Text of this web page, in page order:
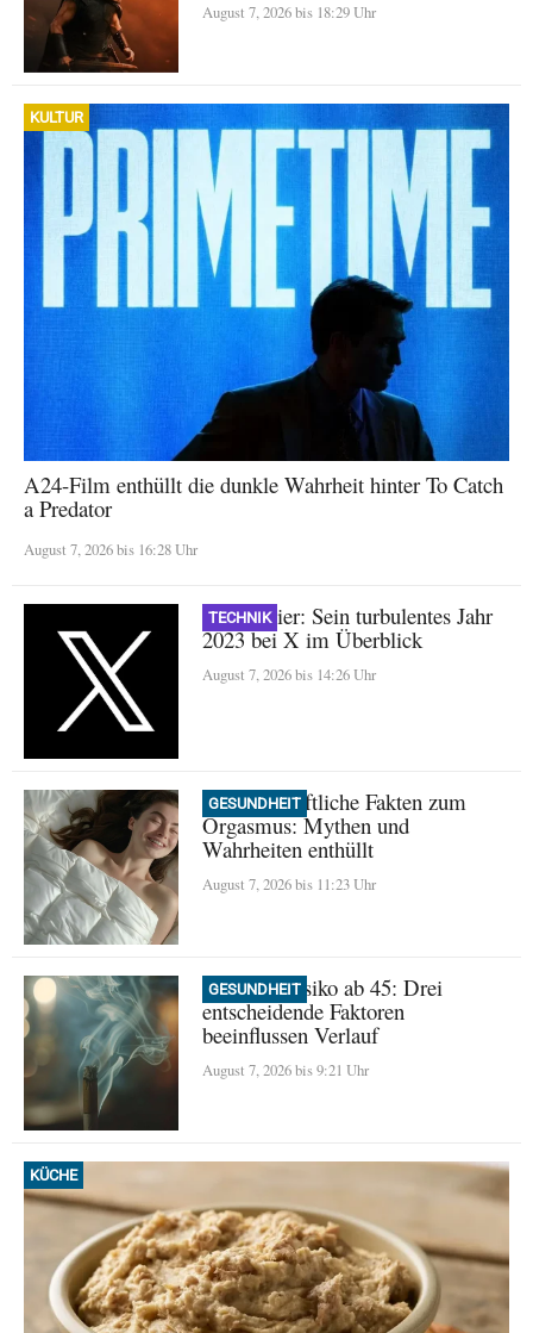
August 7, 2026 bis 18:29 Uhr
KULTUR
A24-Film enthüllt die dunkle Wahrheit hinter To Catch
a Predator
August 7, 2026 bis 16:28 Uhr
TECHNIK
Nikita Bier: Sein turbulentes Jahr
2023 bei X im Überblick
August 7, 2026 bis 14:26 Uhr
GESUNDHEIT
Wissenschaftliche Fakten zum
Orgasmus: Mythen und
Wahrheiten enthüllt
August 7, 2026 bis 11:23 Uhr
GESUNDHEIT
Demenz-Risiko ab 45: Drei
entscheidende Faktoren
beeinflussen Verlauf
August 7, 2026 bis 9:21 Uhr
KÜCHE